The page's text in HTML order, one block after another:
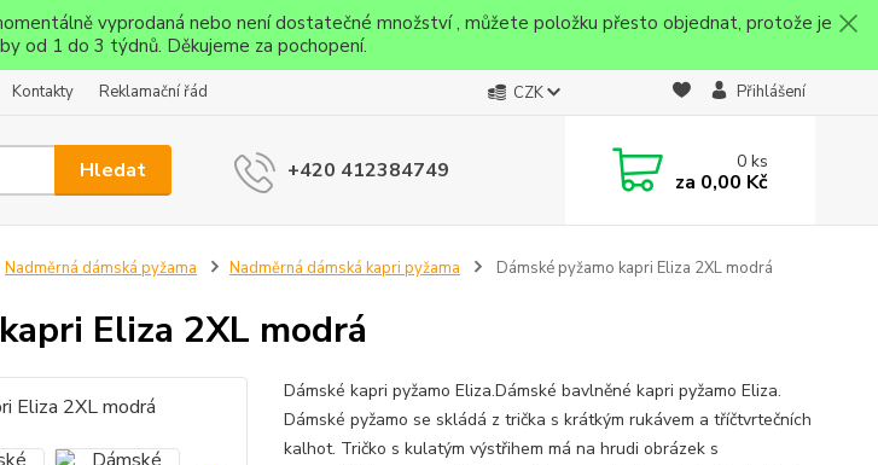
vyprodaná nebo není dostatečné množství , můžete položku přesto objednat, protože je
od 1 do 3 týdnů. Děkujeme za pochopení.
Kontakty Reklamační řád CZK Přihlášení
Hledat +420 412384749 0ks
za 0,00 Kč
Nadměrná dámská pyžama Nadměrná dámská kapri pyžama Dámské pyžamo kapri Eliza 2XL modrá
Eliza 2XL modrá
Dámské kapri pyžamo Eliza.Dámské bavlněné kapri pyžamo Eliza.
Dámské pyžamo se skládá z trička s krátkým rukávem a tříčtvrtečních
kalhot. Tričko s kulatým výstřihem má na hrudi obrázek s